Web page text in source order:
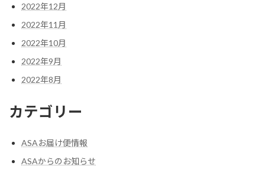
2022年12月
2022年11月
2022年10月
2022年9月
2022年8月
カテゴリー
ASAお届け便情報
ASAからのお知らせ